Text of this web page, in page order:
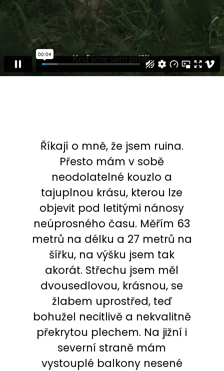
Říkají o mně, že jsem ruina.
Přesto mám v sobě
neodolatelné kouzlo a
tajuplnou krásu, kterou lze
objevit pod letitými nánosy
neúprosného času. Měřím 63
metrů na délku a 27 metrů na
šířku, na výšku jsem tak
akorát. Střechu jsem měl
dvousedlovou, krásnou, se
žlabem uprostřed, teď
bohužel necitlivě a nekvalitně
překrytou plechem. Na jižní i
severní straně mám
vystouplé balkony nesené
a
t
?